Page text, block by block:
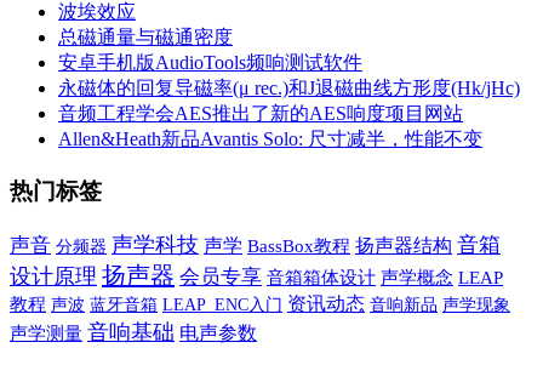
波埃效应
总磁通量与磁通密度
安卓手机版AudioTools频响测试软件
永磁体的回复导磁率(μ rec.)和J退磁曲线方形度(Hk/jHc)
音频工程学会AES推出了新的AES响度项目网站
Allen&Heath新品Avantis Solo: 尺寸减半，性能不变
热门标签
声音 分频器 声学科技 声学 BassBox教程 扬声器结构 音箱
设计原理 扬声器 会员专享 音箱箱体设计 声学概念 LEAP
教程 声波 蓝牙音箱 LEAP_ENC入门 资讯动态 音响新品 声学现象
声学测量 音响基础 电声参数